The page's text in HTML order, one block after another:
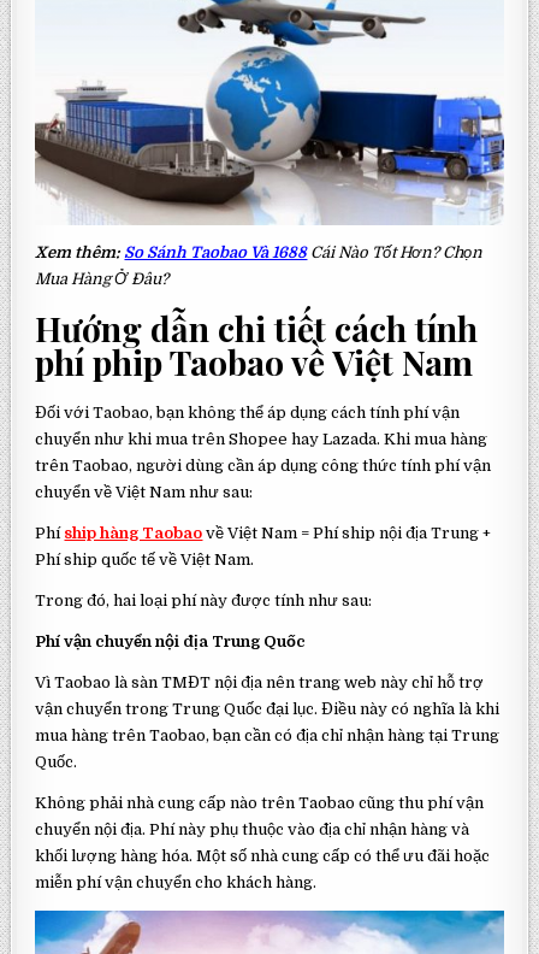
Xem thêm: So Sánh Taobao Và 1688 Cái Nào Tốt Hơn? Chọn
Mua Hàng Ở Đâu?
Hướng dẫn chi tiết cách tính
phí phip Taobao về Việt Nam
Đối với Taobao, bạn không thể áp dụng cách tính phí vận
chuyển như khi mua trên Shopee hay Lazada. Khi mua hàng
trên Taobao, người dùng cần áp dụng công thức tính phí vận
chuyển về Việt Nam như sau:
Phí ship hàng Taobao về Việt Nam = Phí ship nội địa Trung +
Phí ship quốc tế về Việt Nam.
Trong đó, hai loại phí này được tính như sau:
Phí vận chuyển nội địa Trung Quốc
Vì Taobao là sàn TMĐT nội địa nên trang web này chỉ hỗ trợ
vận chuyển trong Trung Quốc đại lục. Điều này có nghĩa là khi
mua hàng trên Taobao, bạn cần có địa chỉ nhận hàng tại Trung
Quốc.
Không phải nhà cung cấp nào trên Taobao cũng thu phí vận
chuyển nội địa. Phí này phụ thuộc vào địa chỉ nhận hàng và
khối lượng hàng hóa. Một số nhà cung cấp có thể ưu đãi hoặc
miễn phí vận chuyển cho khách hàng.